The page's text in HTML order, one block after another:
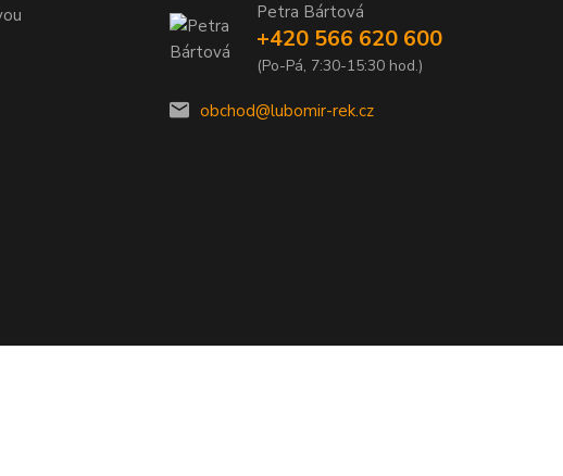
Petra Bártová
+420 566 620 600
(Po-Pá, 7:30-15:30 hod.)
obchod@lubomir-rek.cz